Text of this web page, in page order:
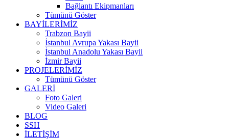
Bağlantı Ekipmanları
Tümünü Göster
BAYİLERİMİZ
Trabzon Bayii
İstanbul Avrupa Yakası Bayii
İstanbul Anadolu Yakası Bayii
İzmir Bayii
PROJELERİMİZ
Tümünü Göster
GALERİ
Foto Galeri
Video Galeri
BLOG
SSH
İLETİŞİM